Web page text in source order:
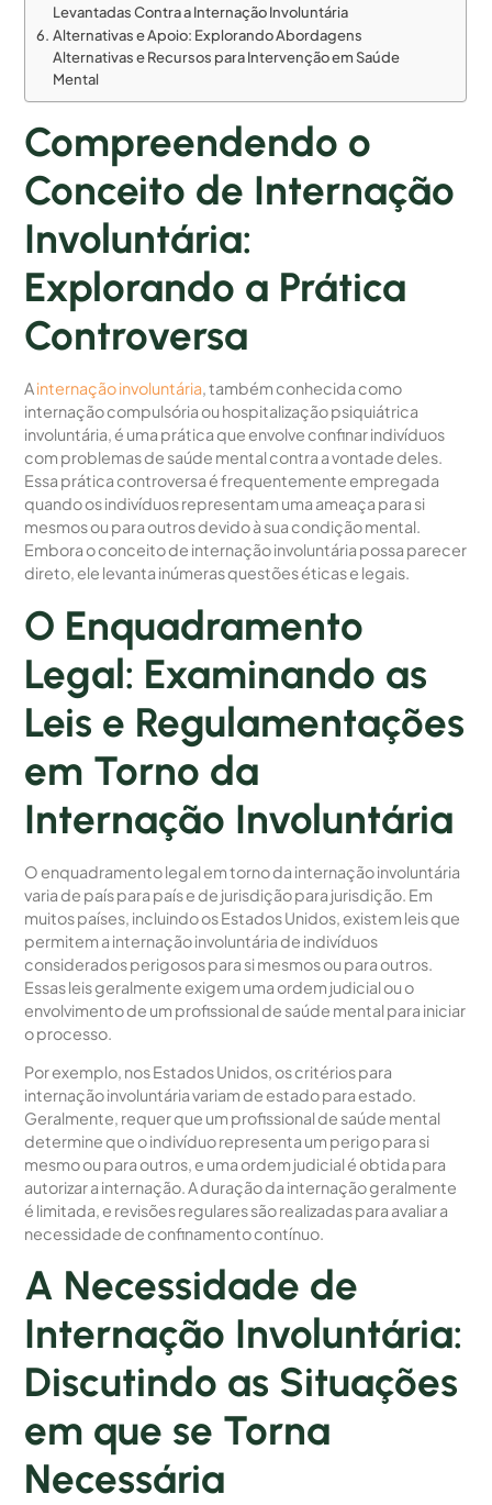
Levantadas Contra a Internação Involuntária
Alternativas e Apoio: Explorando Abordagens
Alternativas e Recursos para Intervenção em Saúde
Mental
Compreendendo o
Conceito de Internação
Involuntária:
Explorando a Prática
Controversa
Ainternação involuntária, também conhecida como
internação compulsória ou hospitalização psiquiátrica
involuntária, é uma prática que envolve confinar indivíduos
com problemas de saúde mental contra a vontade deles.
Essa prática controversa é frequentemente empregada
quando os indivíduos representam uma ameaça para si
mesmos ou para outros devido à sua condição mental.
Embora o conceito de internação involuntária possa parecer
direto, ele levanta inúmeras questões éticas e legais.
O Enquadramento
Legal: Examinando as
Leis e Regulamentações
em Torno da
Internação Involuntária
O enquadramento legal em torno da internação involuntária
varia de país para país e de jurisdição para jurisdição. Em
muitos países, incluindo os Estados Unidos, existem leis que
permitem a internação involuntária de indivíduos
considerados perigosos para si mesmos ou para outros.
Essas leis geralmente exigem uma ordem judicial ou o
envolvimento de um profissional de saúde mental para iniciar
o processo.
Por exemplo, nos Estados Unidos, os critérios para
internação involuntária variam de estado para estado.
Geralmente, requer que um profissional de saúde mental
determine que o indivíduo representa um perigo para si
mesmo ou para outros, e uma ordem judicial é obtida para
autorizar a internação. A duração da internação geralmente
é limitada, e revisões regulares são realizadas para avaliar a
necessidade de confinamento contínuo.
A Necessidade de
Internação Involuntária:
Discutindo as Situações
em que se Torna
Necessária